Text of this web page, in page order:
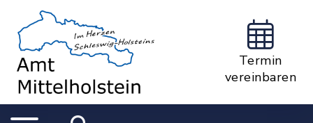
Termin
vereinbaren